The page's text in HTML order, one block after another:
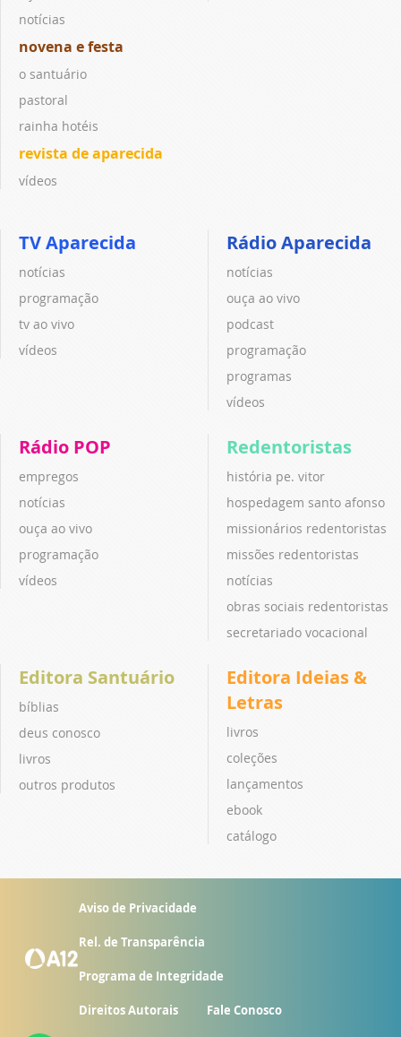
notícias
novena e festa
o santuário
pastoral
rainha hotéis
revista de aparecida
vídeos
TV Aparecida
notícias
programação
tv ao vivo
vídeos
Rádio Aparecida
notícias
ouça ao vivo
podcast
programação
programas
vídeos
Rádio POP
empregos
notícias
ouça ao vivo
programação
vídeos
Redentoristas
história pe. vitor
hospedagem santo afonso
missionários redentoristas
missões redentoristas
notícias
obras sociais redentoristas
secretariado vocacional
Editora Santuário
bíblias
deus conosco
livros
outros produtos
Editora Ideias &
Letras
livros
coleções
lançamentos
ebook
catálogo
Aviso de Privacidade
Rel. de Transparência
Programa de Integridade
Direitos Autorais Fale Conosco